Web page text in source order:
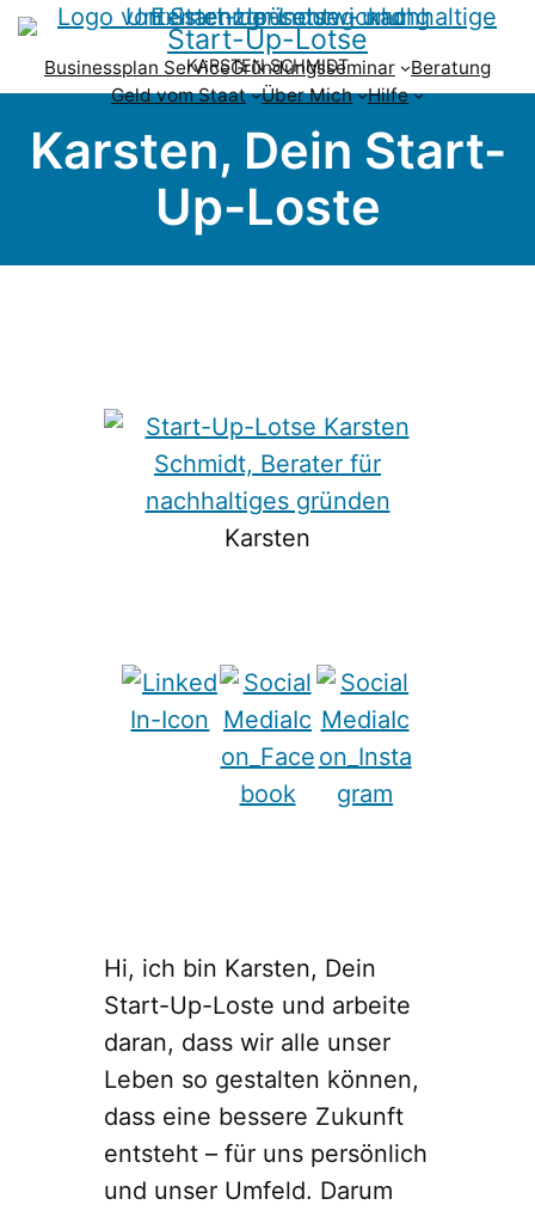
Start-Up-Lotse
KARSTEN SCHMIDT
Businessplan ServiceGründungsseminar
Beratung
Geld vom Staat
Über Mich Hilfe
Karsten, Dein Start-
Up-Loste
Karsten
Hi, ich bin Karsten, Dein
Start-Up-Loste und arbeite
daran, dass wir alle unser
Leben so gestalten können,
dass eine bessere Zukunft
entsteht – für uns persönlich
und unser Umfeld. Darum